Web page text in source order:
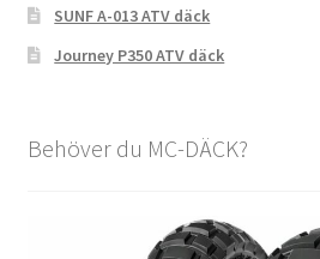
SUNF A-013 ATV däck
Journey P350 ATV däck
Behöver du MC-DÄCK?